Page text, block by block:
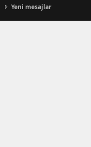
Yeni mesajlar